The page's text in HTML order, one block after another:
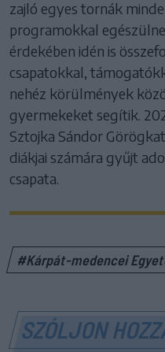
zajló egyes tornák
programokkal
érdekében idén is
csapatokkal,
nehéz körülmények
gyermekeket segítik.
Sztojka Sándor
diákjai számára gyűjt
csapata.
#Kárpát-medencei
SZÓLJON